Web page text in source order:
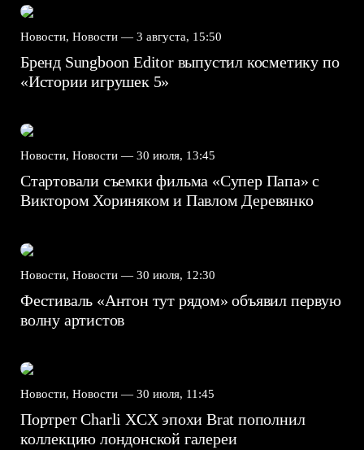
Новости, Новости — 3 августа, 15:50
Бренд Sungboon Editor выпустил косметику по
«Истории игрушек 5»
Новости, Новости — 30 июля, 13:45
Стартовали съемки фильма «Супер Папа» с
Виктором Хориняком и Павлом Деревянко
Новости, Новости — 30 июля, 12:30
Фестиваль «Антон тут рядом» объявил первую
волну артистов
Новости, Новости — 30 июля, 11:45
Портрет Charli XCX эпохи Brat пополнил
коллекцию лондонской галереи